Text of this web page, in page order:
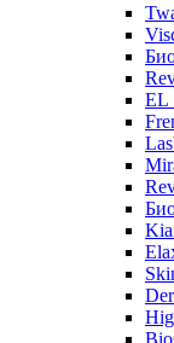
EL